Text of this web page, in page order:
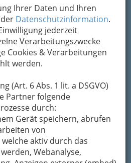
Ihrer Daten und Ihren
Datenschutzinformation.
jederzeit
Verarbeitungszwecke
Cookies & Verarbeitungen
werden.
(Art. 6 Abs. 1 lit. a DSGVO)
Partner folgende
durch:
Gerät speichern, abrufen
von
aktiv durch das
Webanalyse,
Eintrag ändern
8045 Graz-Andritz